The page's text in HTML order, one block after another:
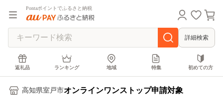
Pontaポイントでふるさと納税
詳細検索
返礼品 ランキング 地域 特集 初めての方
高知県室戸市オンラインワンストップ申請対象